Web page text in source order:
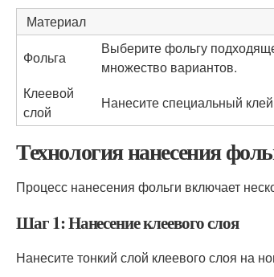
Материал
Фольга
Выберите фольгу
множество вариантов.
Клеевой
слой
Нанесите специальный
Технология нанесения
Процесс нанесения фольги включает
Шаг 1: Нанесение клеевого слоя
Нанесите тонкий слой клеевого слоя на